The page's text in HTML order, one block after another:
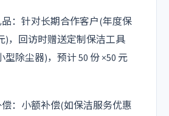
针对长期合作客户(年度保
)，回访时赠送定制保洁工具
除尘器)，预计 50 份 ×50 元
小额补偿(如保洁服务优惠